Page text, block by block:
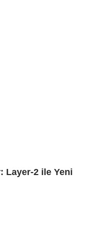
Layer-2 ile Yeni